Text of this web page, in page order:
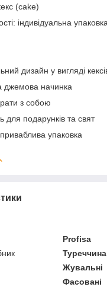
(cake)
індивідуальна
дизайн у вигляді
джемова начинка
з собою
для подарунків та свят
упаковка
Profisa
Туреччина
Жувальні
Фасовані